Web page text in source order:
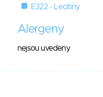
E322 - Lecitiny
Alergeny
nejsou uvedeny